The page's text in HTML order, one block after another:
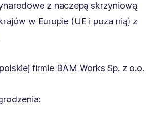
z naczepą skrzyniową
w Europie (UE i poza nią) z
firmie BAM Works Sp. z o.o.